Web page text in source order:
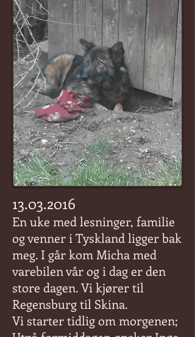
13.03.2016
En uke med lesninger, familie
og venner i Tyskland ligger bak
meg. I går kom Micha med
varebilen vår og i dag er den
store dagen. Vi kjører til
Regensburg til Skina.
Vi starter tidlig om morgenen;